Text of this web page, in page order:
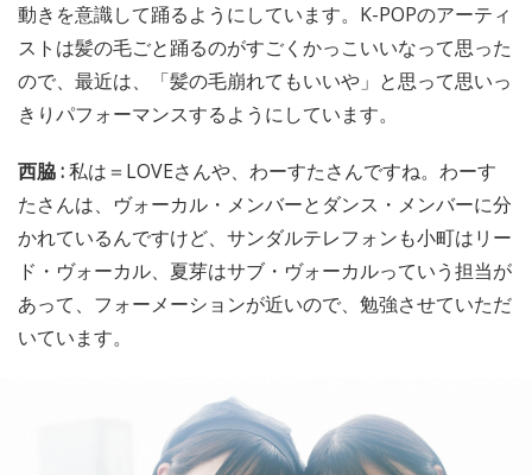
動きを意識して踊るようにしています。K-POPのアーティ
ストは髪の毛ごと踊るのがすごくかっこいいなって思った
ので、最近は、「髪の毛崩れてもいいや」と思って思いっ
きりパフォーマンスするようにしています。
西脇 :私は＝LOVEさんや、わーすたさんですね。わーす
たさんは、ヴォーカル・メンバーとダンス・メンバーに分
かれているんですけど、サンダルテレフォンも小町はリー
ド・ヴォーカル、夏芽はサブ・ヴォーカルっていう担当が
あって、フォーメーションが近いので、勉強させていただ
いています。